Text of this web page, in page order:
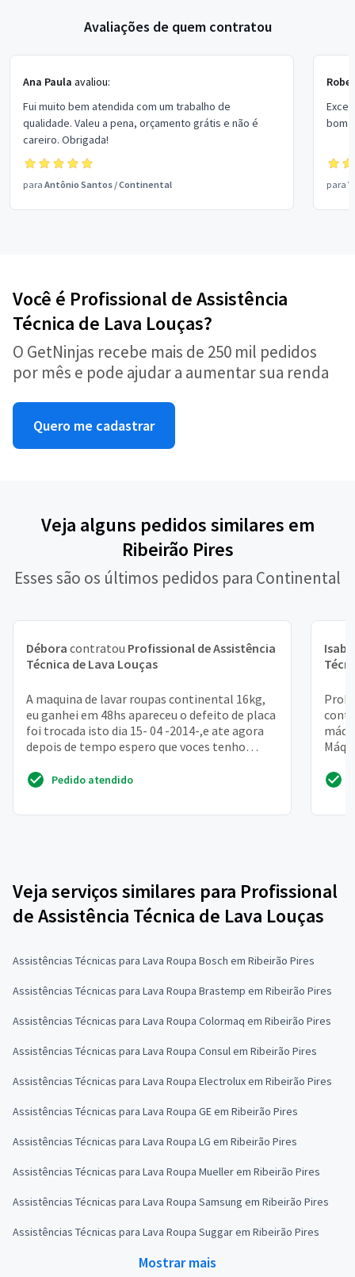
Avaliações de quem contratou
Ana Paula avaliou:
Fui muito bem atendida com um trabalho de
qualidade. Valeu a pena, orçamento grátis e não é
careiro. Obrigada!
para Antônio Santos /Continental
bom
para
Você é Profissional de Assistência
Técnica de Lava Louças?
O GetNinjas recebe mais de 250 mil pedidos
por mês e pode ajudar a aumentar sua renda
Quero me cadastrar
Veja alguns pedidos similares em
Ribeirão Pires
Esses são os últimos pedidos para Continental
Débora contratou Profissional de Assistência
Técnica de Lava Louças
A maquina de lavar roupas continental 16kg,
eu ganhei em 48hs apareceu o defeito de placa
foi trocada isto dia 15- 04 -2014-,e ate agora
depois de tempo espero que voces tenho
Pedido atendido
Veja serviços similares para Profissional
de Assistência Técnica de Lava Louças
Assistências Técnicas para Lava Roupa Bosch em Ribeirão Pires
Assistências Técnicas para Lava Roupa Brastemp em Ribeirão Pires
Assistências Técnicas para Lava Roupa Colormaq em Ribeirão Pires
Assistências Técnicas para Lava Roupa Consul em Ribeirão Pires
Assistências Técnicas para Lava Roupa Electrolux em Ribeirão Pires
Assistências Técnicas para Lava Roupa GE em Ribeirão Pires
Assistências Técnicas para Lava Roupa LG em Ribeirão Pires
Assistências Técnicas para Lava Roupa Mueller em Ribeirão Pires
Assistências Técnicas para Lava Roupa Samsung em Ribeirão Pires
Assistências Técnicas para Lava Roupa Suggar em Ribeirão Pires
Mostrar mais